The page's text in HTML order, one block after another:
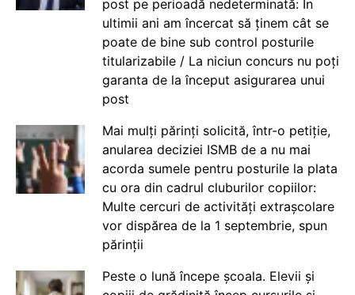
post pe perioadă nedeterminată: În
ultimii ani am încercat să ținem cât se
poate de bine sub control posturile
titularizabile / La niciun concurs nu poți
garanta de la început asigurarea unui
post
Mai mulți părinți solicită, într-o petiție,
anularea deciziei ISMB de a nu mai
acorda sumele pentru posturile la plata
cu ora din cadrul cluburilor copiilor:
Multe cercuri de activități extrașcolare
vor dispărea de la 1 septembrie, spun
părinții
Peste o lună începe școala. Elevii și